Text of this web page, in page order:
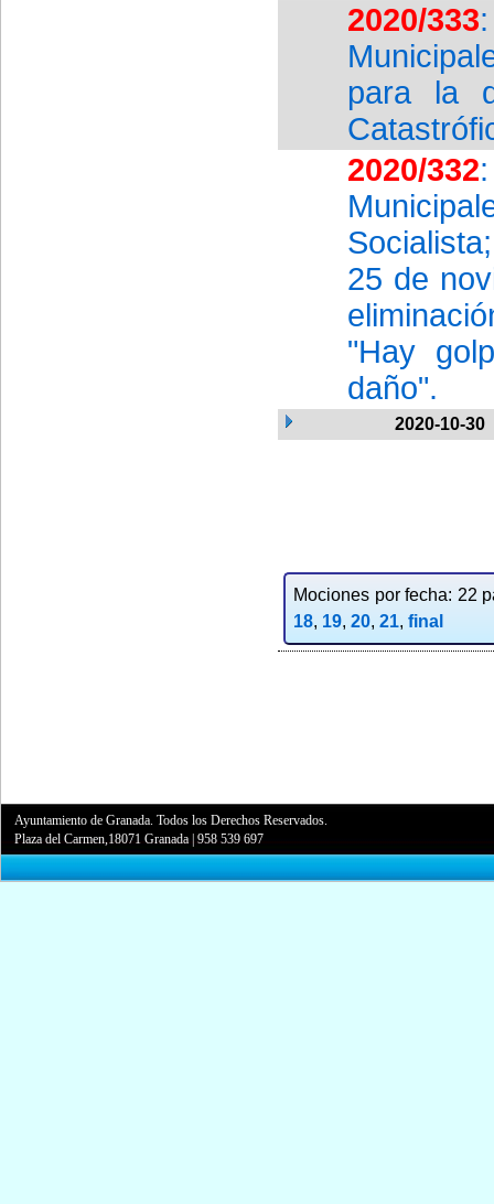
2020/333
para la
2020/332
25 de
"Hay
daño".
2020-10-30
Mociones por fecha: 22
18, 19, 20, 21, final
Ayuntamiento de Granada. Todos los Derechos Reservados.
Plaza del Carmen,18071 Granada |958 539 697